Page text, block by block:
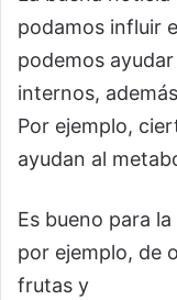
podamos influir
podemos
internos,
Por ejemplo,
ayudan al
Es bueno para
por ejemplo, de
frutas y